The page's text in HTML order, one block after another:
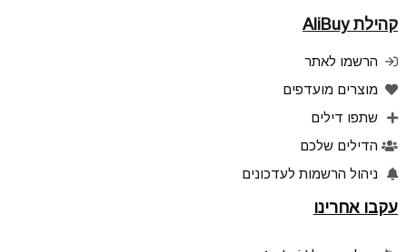
קהילת AliBuy
הרשמו לאתר
מוצרים מועדפים
שתפו דילים
הדילים שלכם
ניהול הרשמות לעדכונים
עקבו אחרינו